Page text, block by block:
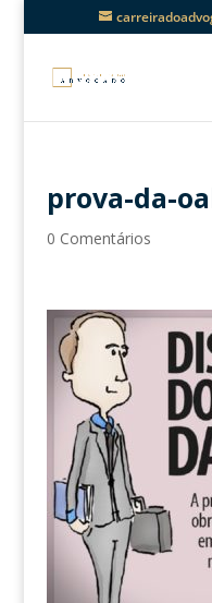
prova-da-
0 Comentários